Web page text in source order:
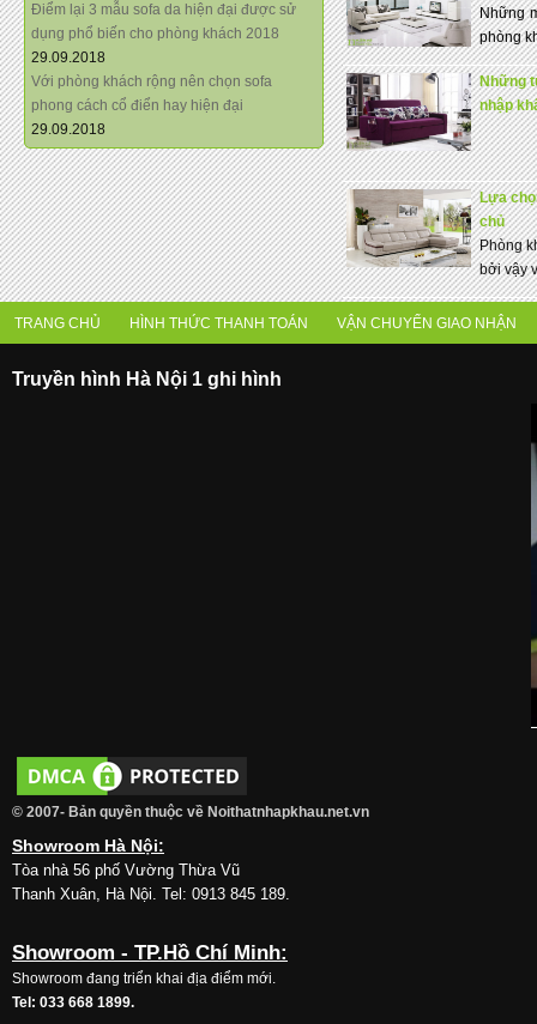
Điểm lại 3 mẫu sofa da hiện đại được sử
dụng phổ biến cho phòng khách 2018
29.09.2018
Với phòng khách rộng nên chọn sofa
phong cách cổ điển hay hiện đại
29.09.2018
Những
phòng
Những
nhập
Lựa
chủ
Phòng
bởi vậy
TRANG CHỦ HÌNH THỨC THANH TOÁN VẬN CHUYỂN GIAO NHẬN
Truyền hình Hà Nội 1 ghi hình
© 2007- Bản quyền thuộc về Noithatnhapkhau.net.vn
Showroom Hà Nội:
Tòa nhà 56 phố Vường Thừa Vũ
Thanh Xuân, Hà Nội. Tel: 0913 845 189.
Showroom - TP.Hồ Chí Minh:
Showroom đang triển khai địa điểm mới.
Tel: 033 668 1899.